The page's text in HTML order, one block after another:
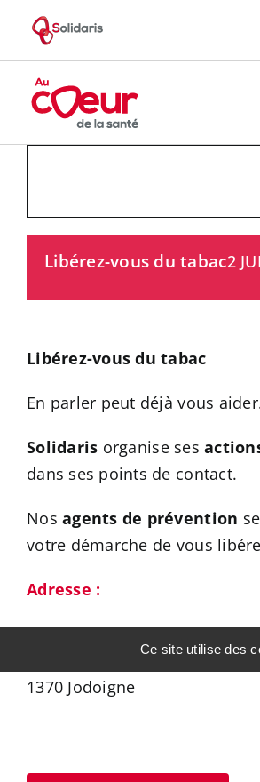
Passer
contenu
Libérez-vous du tabac2
Libérez-vous du tabac
En parler peut déjà vous
Solidaris organise ses
dans ses points de contact.
Nos agents de prévention
votre démarche de vous
Adresse :
Agence Solidaris Jodoigne
Av. des Commandants Borlée
1370 Jodoigne
Ce site utilise des